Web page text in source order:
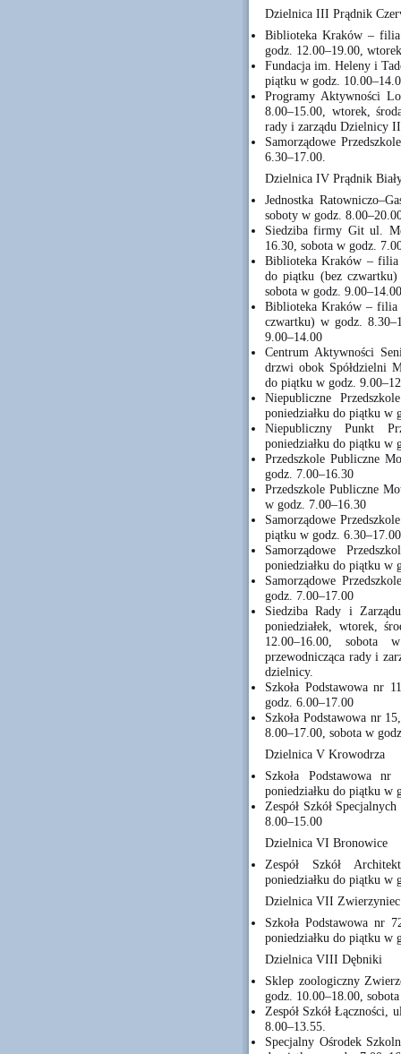
Dzielnica III Prądnik
Biblioteka Kraków – filia
godz. 12.00–19.00,
Fundacja im. Heleny i
piątku w godz.
Programy Aktywności
8.00–15.00, wtorek,
rady i zarządu Dzielnicy
Samorządowe
6.30–17.00.
Dzielnica IV Prądnik
Jednostka
soboty w godz.
Siedziba firmy Git ul.
16.30, sobota w godz.
Biblioteka Kraków – filia
do piątku (bez
sobota w godz. 9.00–14.00
Biblioteka Kraków – filia
czwartku) w godz.
9.00–14.00
Centrum Aktywności
drzwi obok Spółdzielni
do piątku w godz.
Niepubliczne
poniedziałku do piątku w
Niepubliczny Punkt
poniedziałku do piątku w
Przedszkole Publiczne
godz. 7.00–16.30
Przedszkole Publiczne
w godz. 7.00–16.30
Samorządowe
piątku w godz. 6.30–17.00
Samorządowe
poniedziałku do piątku w
Samorządowe
godz. 7.00–17.00
Siedziba Rady i
poniedziałek, wtorek,
12.00–16.00, sobota
przewodnicząca rady i
dzielnicy.
Szkoła Podstawowa nr
godz. 6.00–17.00
Szkoła Podstawowa nr
8.00–17.00, sobota w
Dzielnica V Krowodrza
Szkoła Podstawowa
poniedziałku do piątku w
Zespół Szkół
8.00–15.00
Dzielnica VI Bronowice
Zespół Szkół
poniedziałku do piątku w
Dzielnica VII Zwierzyniec
Szkoła Podstawowa nr
poniedziałku do piątku w
Dzielnica VIII Dębniki
Sklep zoologiczny
godz. 10.00–18.00,
Zespół Szkół Łączności,
8.00–13.55.
Specjalny Ośrodek